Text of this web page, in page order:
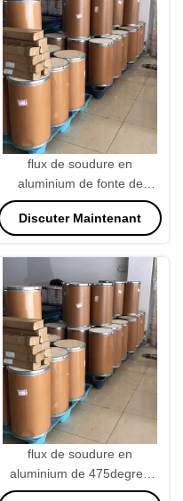
flux de soudure en
aluminium de fonte de
25KG/Bucket 525degree
pour la machine de soudure
Discuter Maintenant
flux de soudure en
aluminium de 475degree
550g/L, poudre en